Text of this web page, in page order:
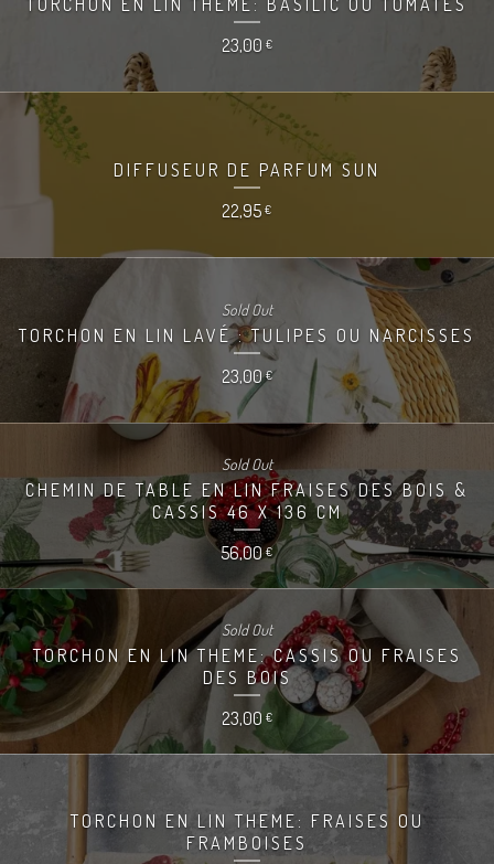
23,00 €
DIFFUSEUR DE PARFUM SUN
22,95 €
TORCHON EN LIN LAVÉ : TULIPES OU NARCISSES
23,00€
Sold Out
CHEMIN DE TABLE EN LIN FRAISES DES BOIS &
CASSIS 46 X 136 CM
56,00€
Sold Out
TORCHON EN LIN THEME: CASSIS OU FRAISES
DES BOIS
23,00 €
Sold Out
TORCHON EN LIN THEME: FRAISES OU
FRAMBOISES